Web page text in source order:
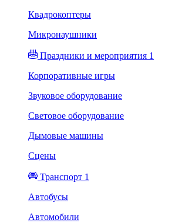
Квадрокоптеры
Микронаушники
Праздники и мероприятия 1
Корпоративные игры
Звуковое оборудование
Световое оборудование
Дымовые машины
Сцены
Транспорт 1
Автобусы
Автомобили